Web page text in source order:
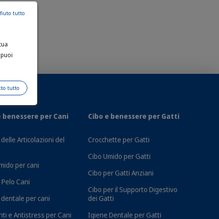
benessere per Cani
Articolazioni del
per cani
Cani
per cani
e Antistress per Cani
Cibo e benessere per Gatti
Crocchette per Gatti
Cibo Umido per Gatti
Cibo per Gatti Anziani
Cibo per il Supporto Digestivo
dei Gatti
Igiene Dentale per Gatti
tutto
tutto